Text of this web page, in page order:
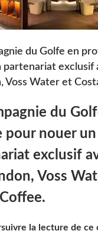
du Golfe en
partenariat exclusif
Voss Water et
du
pour nouer un
exclusif
Voss
la lecture de ce